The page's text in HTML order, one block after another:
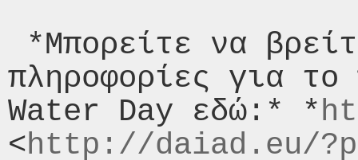
πληροφορίες για το
Water Day εδώ:* *
<http://daiad.eu/